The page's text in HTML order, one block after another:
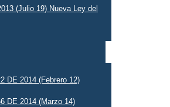
(Julio 19) Nueva Ley del
DE 2014 (Febrero 12)
DE 2014 (Marzo 14)